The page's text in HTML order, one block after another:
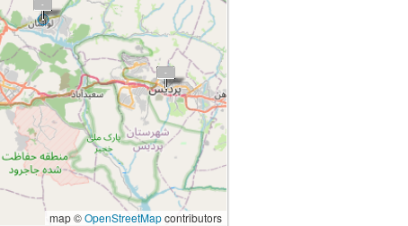
map ©OpenStreetMapcontributors